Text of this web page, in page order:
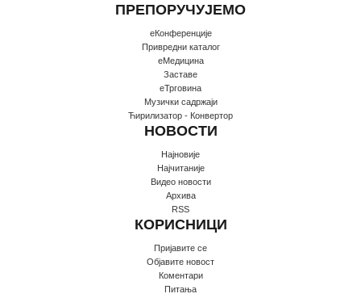
ПРЕПОРУЧУЈЕМО
еКонференције
Привредни каталог
еМедицина
Заставе
еТрговина
Музички садржаји
Ћирилизатор - Конвертор
НОВОСТИ
Најновије
Најчитаније
Видео новости
Архива
RSS
КОРИСНИЦИ
Пријавите се
Oбјавите новост
Коментари
Питања